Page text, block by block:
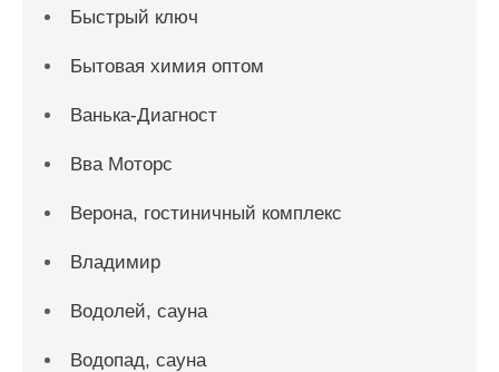
Быстрый ключ
Бытовая химия оптом
Ванька-Диагност
Вва Моторс
Верона, гостиничный комплекс
Владимир
Водолей, сауна
Водопад, сауна